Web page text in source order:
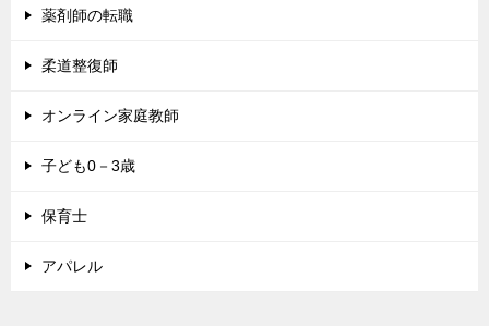
薬剤師の転職
柔道整復師
オンライン家庭教師
子ども0－3歳
保育士
アパレル